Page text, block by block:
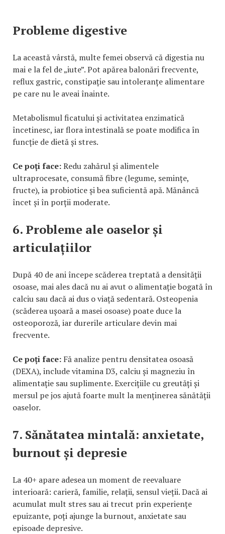
Probleme digestive
La această vârstă, multe femei observă că digestia nu
mai e la fel de „iute”. Pot apărea balonări frecvente,
reflux gastric, constipație sau intoleranțe alimentare
pe care nu le aveai înainte.
Metabolismul ficatului și activitatea enzimatică
încetinesc, iar flora intestinală se poate modifica în
funcție de dietă și stres.
Ce poți face:Redu zahărul și alimentele
ultraprocesate, consumă fibre (legume, semințe,
fructe), ia probiotice și bea suficientă apă. Mănâncă
încet și în porții moderate.
6. Probleme ale oaselor și
articulațiilor
După 40 de ani începe scăderea treptată a densității
osoase, mai ales dacă nu ai avut o alimentație bogată în
calciu sau dacă ai dus o viață sedentară. Osteopenia
(scăderea ușoară a masei osoase) poate duce la
osteoporoză, iar durerile articulare devin mai
frecvente.
Ce poți face: Fă analize pentru densitatea osoasă
(DEXA), include vitamina D3, calciu și magneziu în
alimentație sau suplimente. Exercițiile cu greutăți și
mersul pe jos ajută foarte mult la menținerea sănătății
oaselor.
7. Sănătatea mintală: anxietate,
burnout și depresie
La 40+ apare adesea un moment de reevaluare
interioară: carieră, familie, relații, sensul vieții. Dacă ai
acumulat mult stres sau ai trecut prin experiențe
epuizante, poți ajunge la burnout, anxietate sau
episoade depresive.